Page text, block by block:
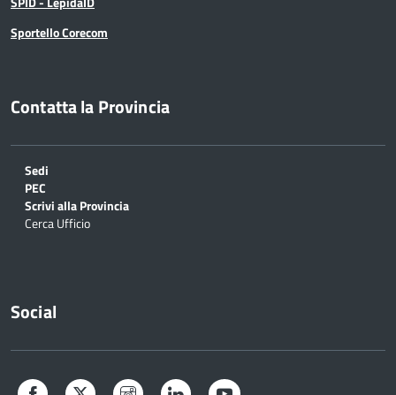
Sportello Corecom
Contatta la Provincia
Sedi
PEC
Scrivi alla Provincia
Cerca Ufficio
Social
Facebook Twitter Instagram LinkedIn